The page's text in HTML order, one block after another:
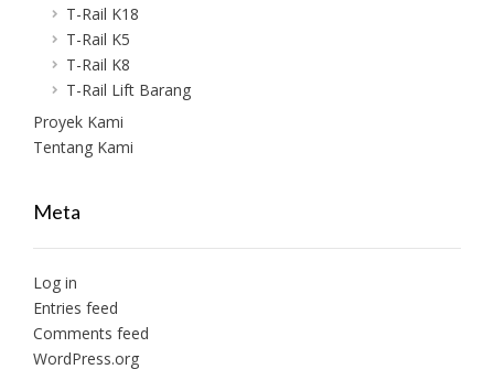
T-Rail K18
T-Rail K5
T-Rail K8
T-Rail Lift Barang
Proyek Kami
Tentang Kami
Meta
Log in
Entries feed
Comments feed
WordPress.org